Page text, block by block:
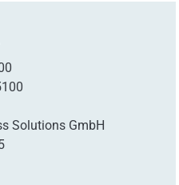
Solutions GmbH